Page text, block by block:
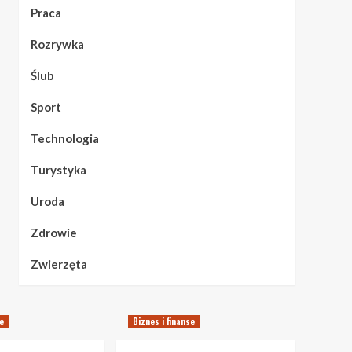
Praca
Rozrywka
Ślub
Sport
Technologia
Turystyka
Uroda
Zdrowie
Zwierzęta
Biznes i finanse